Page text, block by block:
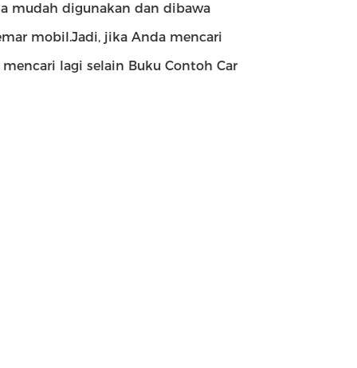
mudah digunakan dan dibawa
mobil.Jadi, jika Anda mencari
lagi selain Buku Contoh Car